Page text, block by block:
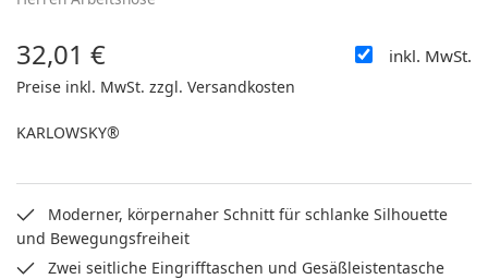
Regulärer Preis:
32,01 € inkl. MwSt.
Preise inkl. MwSt. zzgl. Versandkosten
KARLOWSKY®
Moderner, körpernaher Schnitt für schlanke Silhouette
und Bewegungsfreiheit
Zwei seitliche Eingrifftaschen und Gesäßleistentasche